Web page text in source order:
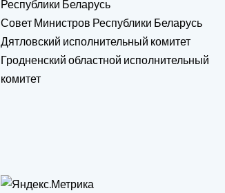
Республики Беларусь
Совет Министров Республики Беларусь
Дятловский исполнительный комитет
Гродненский областной исполнительный
комитет